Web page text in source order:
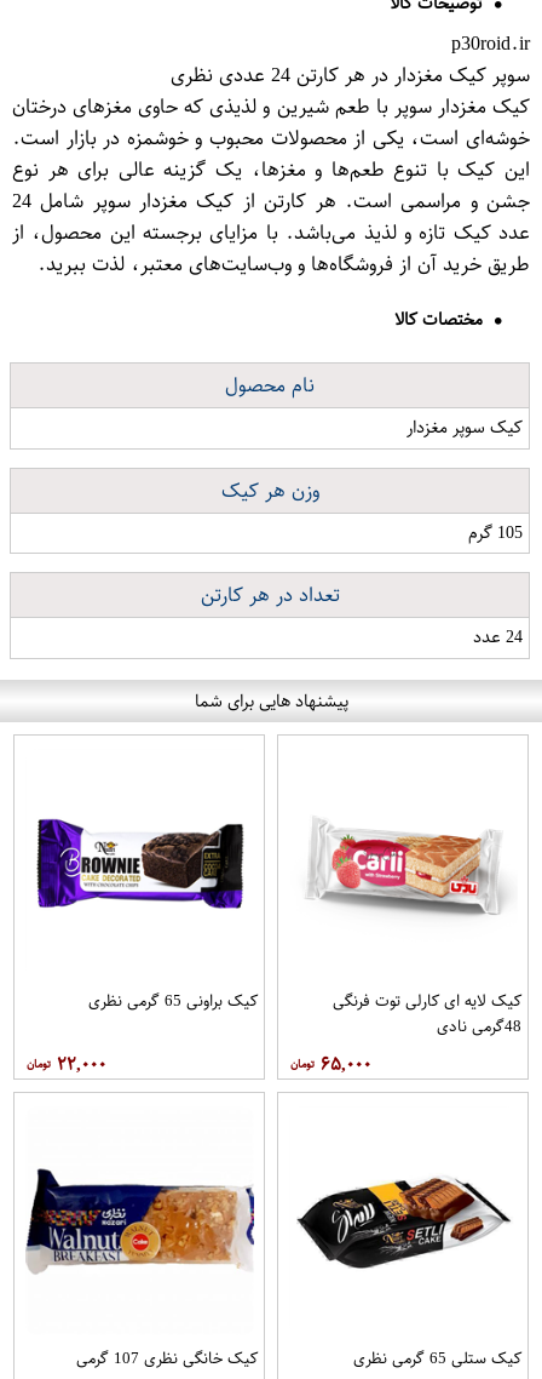
p30roid.ir
سوپر کیک مغزدار در هر کارتن 24 عددی نظری
کیک مغزدار سوپر با طعم شیرین و لذیذی که حاوی مغزهای درختان
خوشه‌ای است، یکی از محصولات محبوب و خوشمزه در بازار است.
این کیک با تنوع طعم‌ها و مغز‌ها، یک گزینه عالی برای هر نوع
جشن و مراسمی است. هر کارتن از کیک مغزدار سوپر شامل 24
عدد کیک تازه و لذیذ می‌باشد. با مزایای برجسته این محصول، از
طریق خرید آن از فروشگاه‌ها و وب‌سایت‌های معتبر، لذت ببرید.
مختصات کالا
نام محصول
کیک سوپر مغزدار
وزن هر کیک
105 گرم
تعداد در هر کارتن
24 عدد
پیشنهاد هایی برای شما
کیک لایه ای کارلی توت فرنگی
48گرمی نادی
۶۵,۰۰۰
کیک براونی 65 گرمی نظری
۲۲,۰۰۰
کیک ستلی 65 گرمی نظری کیک خانگی نظری 107 گرمی